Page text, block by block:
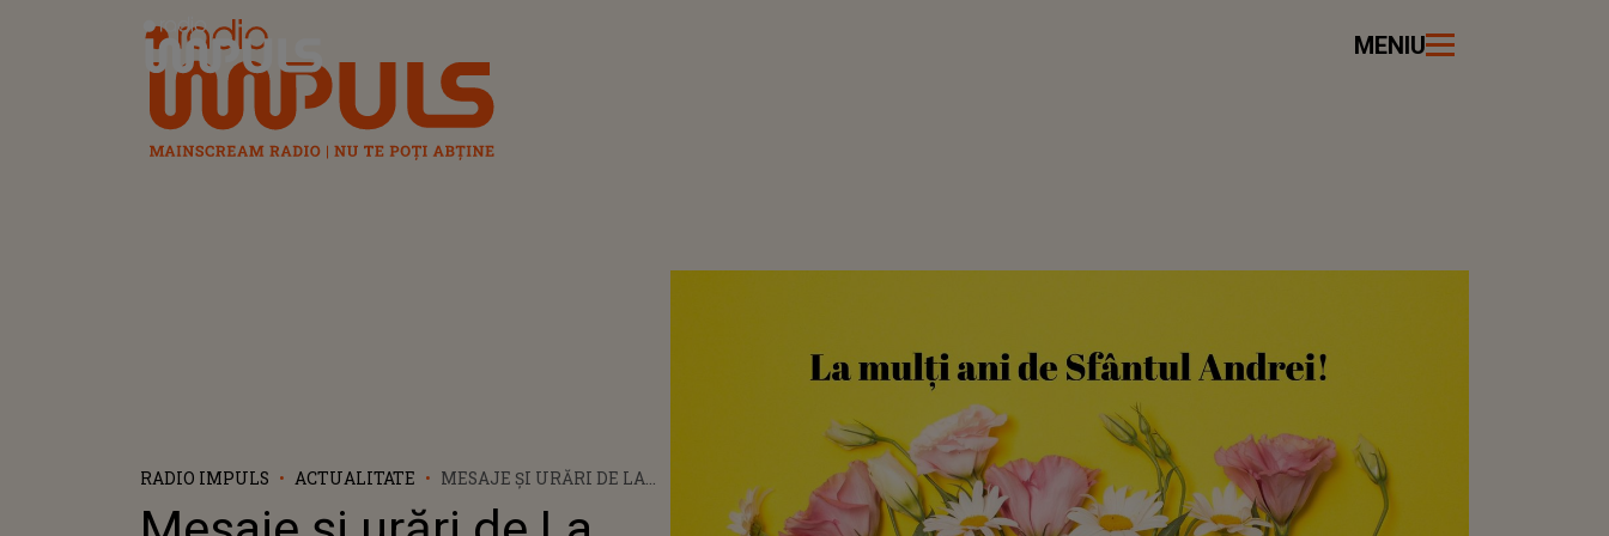
Radio Impuls MENIU
RADIO IMPULS ACTUALITATE
MESAJE ȘI URĂRI DE LA
ANDREI 2024: „ZIUA